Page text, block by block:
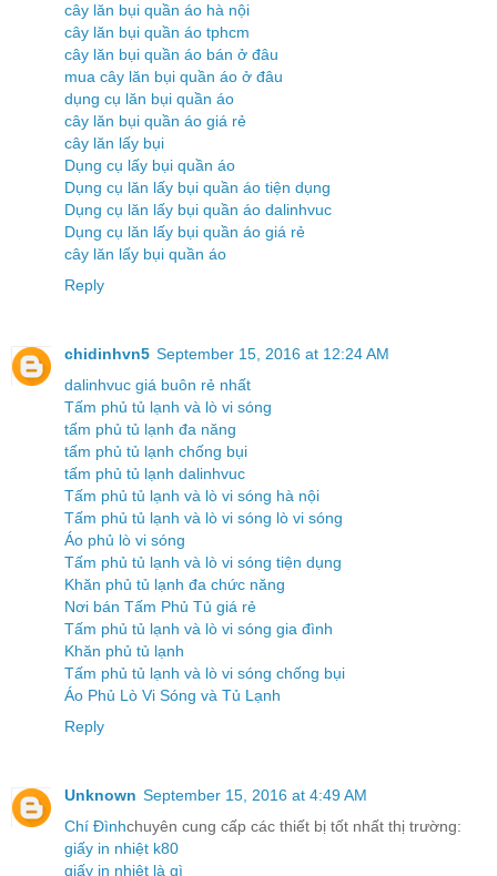
cây lăn bụi quần áo hà nội
cây lăn bụi quần áo tphcm
cây lăn bụi quần áo bán ở đâu
mua cây lăn bụi quần áo ở đâu
dụng cụ lăn bụi quần áo
cây lăn bụi quần áo giá rẻ
cây lăn lấy bụi
Dụng cụ lấy bụi quần áo
Dụng cụ lăn lấy bụi quần áo tiện dụng
Dụng cụ lăn lấy bụi quần áo dalinhvuc
Dụng cụ lăn lấy bụi quần áo giá rẻ
cây lăn lấy bụi quần áo
Reply
chidinhvn5 September 15, 2016 at 12:24 AM
dalinhvuc giá buôn rẻ nhất
Tấm phủ tủ lạnh và lò vi sóng
tấm phủ tủ lạnh đa năng
tấm phủ tủ lạnh chống bụi
tấm phủ tủ lạnh dalinhvuc
Tấm phủ tủ lạnh và lò vi sóng hà nội
Tấm phủ tủ lạnh và lò vi sóng lò vi sóng
Áo phủ lò vi sóng
Tấm phủ tủ lạnh và lò vi sóng tiện dụng
Khăn phủ tủ lạnh đa chức năng
Nơi bán Tấm Phủ Tủ giá rẻ
Tấm phủ tủ lạnh và lò vi sóng gia đình
Khăn phủ tủ lạnh
Tấm phủ tủ lạnh và lò vi sóng chống bụi
Áo Phủ Lò Vi Sóng và Tủ Lạnh
Reply
Unknown September 15, 2016 at 4:49 AM
Chí Đìnhchuyên cung cấp các thiết bị tốt nhất thị trường:
giấy in nhiệt k80
giấy in nhiệt là gì